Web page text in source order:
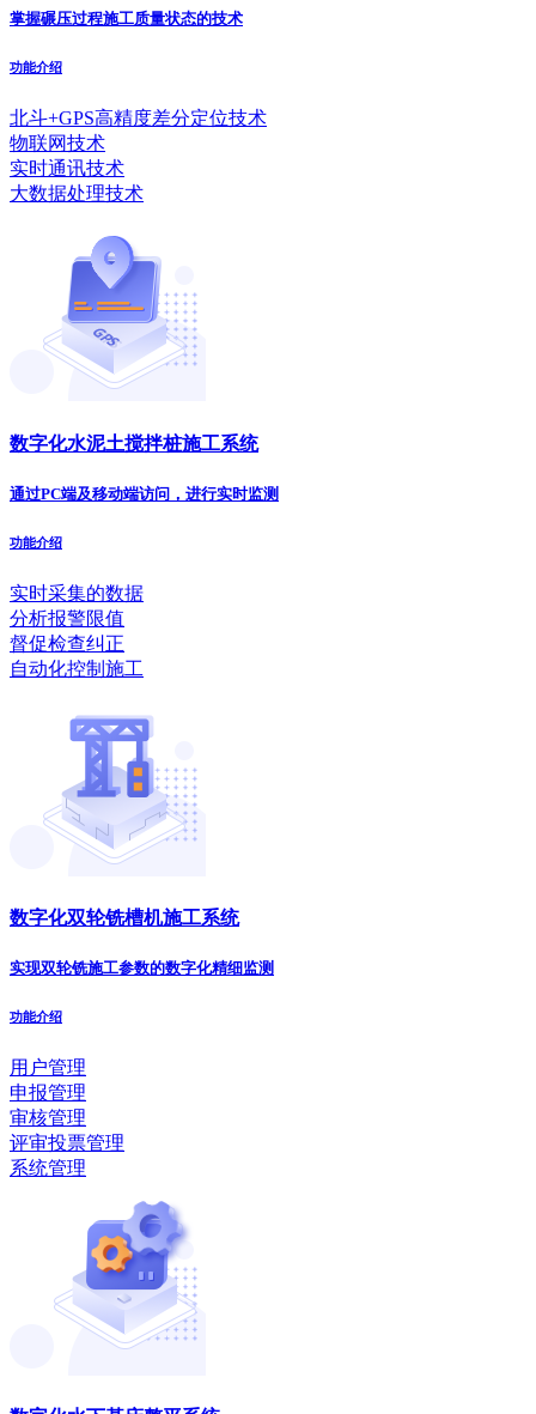
掌握碾压过程施工质量状态的技术
功能介绍
北斗+GPS高精度差分定位技术
物联网技术
实时通讯技术
大数据处理技术
数字化水泥土搅拌桩施工系统
通过PC端及移动端访问，进行实时监测
功能介绍
实时采集的数据
分析报警限值
督促检查纠正
自动化控制施工
数字化双轮铣槽机施工系统
实现双轮铣施工参数的数字化精细监测
功能介绍
用户管理
申报管理
审核管理
评审投票管理
系统管理